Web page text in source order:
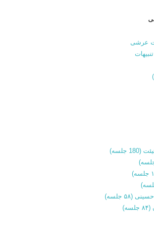
عرشی
جلسه)
(۵۸ جلسه)